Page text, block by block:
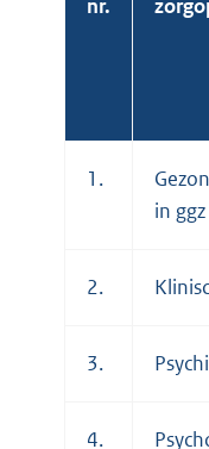
nr.
1.
in ggz
2.
3.
4.